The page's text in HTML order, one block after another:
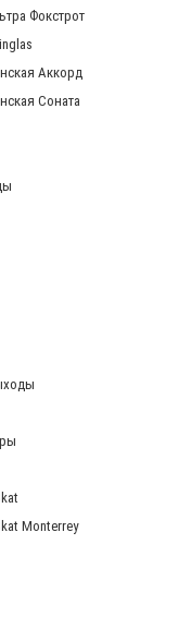
Фокстрот
Аккорд
Соната
Monterrey